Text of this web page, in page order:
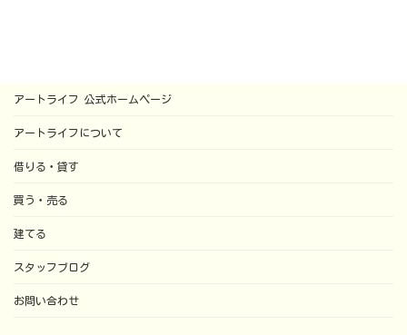
アートライフ 公式ホームページ
アートライフについて
借りる・貸す
買う・売る
建てる
スタッフブログ
お問い合わせ